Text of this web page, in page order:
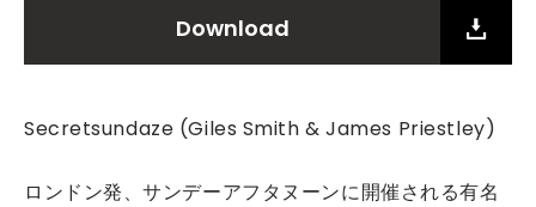
Download
Secretsundaze (Giles Smith & James Priestley)
ロンドン発、サンデーアフタヌーンに開催される有名